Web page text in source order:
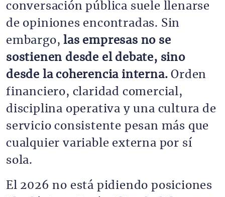
conversación pública suele llenarse
de opiniones encontradas. Sin
embargo,las empresas no se
sostienen desde el debate, sino
desde la coherencia interna. Orden
financiero, claridad comercial,
disciplina operativa y una cultura de
servicio consistente pesan más que
cualquier variable externa por sí
sola.
El 2026 no está pidiendo posiciones